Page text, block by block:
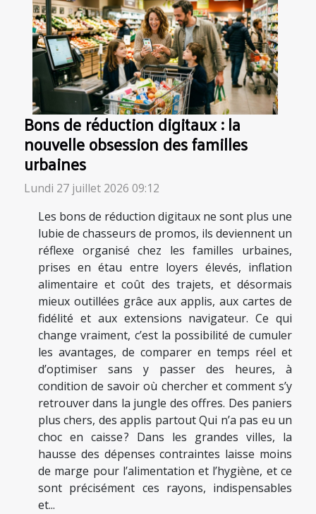
Bons de réduction digitaux : la
nouvelle obsession des familles
urbaines
Lundi 27 juillet 2026 09:12
Les bons de réduction digitaux ne sont plus une
lubie de chasseurs de promos, ils deviennent un
réflexe organisé chez les familles urbaines,
prises en étau entre loyers élevés, inflation
alimentaire et coût des trajets, et désormais
mieux outillées grâce aux applis, aux cartes de
fidélité et aux extensions navigateur. Ce qui
change vraiment, c’est la possibilité de cumuler
les avantages, de comparer en temps réel et
d’optimiser sans y passer des heures, à
condition de savoir où chercher et comment s’y
retrouver dans la jungle des offres. Des paniers
plus chers, des applis partout Qui n’a pas eu un
choc en caisse ? Dans les grandes villes, la
hausse des dépenses contraintes laisse moins
de marge pour l’alimentation et l’hygiène, et ce
sont précisément ces rayons, indispensables
et...